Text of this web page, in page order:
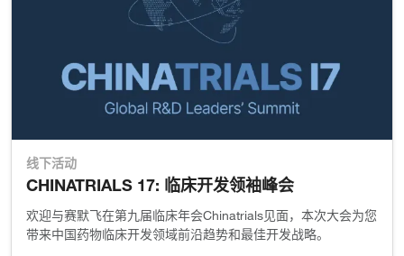
线下活动
CHINATRIALS 17: 临床开发领袖峰会
欢迎与赛默飞在第九届临床年会Chinatrials见面，本次大会为您
带来中国药物临床开发领域前沿趋势和最佳开发战略。